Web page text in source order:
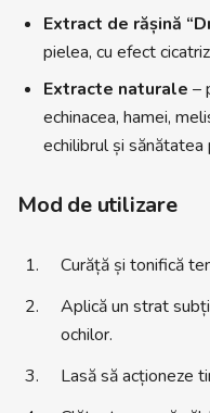
Extract de rășină
pielea, cu efect
Extracte naturale –
echinacea, hamei,
echilibrul și sănătatea
Mod de utilizare
Curăță și tonifică
Aplică un strat
ochilor.
Lasă să acționeze